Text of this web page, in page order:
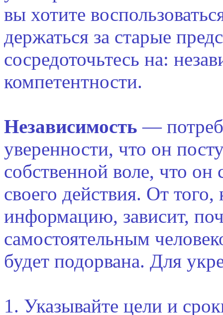
вы хотите
держаться за старые
сосредоточьтесь на:
компетентности.
Независимость —
уверенности, что он
собственной воле, что
своего действия. От
информацию, зависит,
самостоятельным
будет подорвана. Для
1. Указывайте цели и